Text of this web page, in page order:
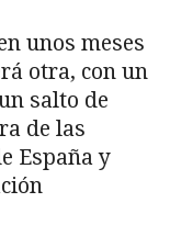
unos meses
otra, con un
salto de
de las
España y